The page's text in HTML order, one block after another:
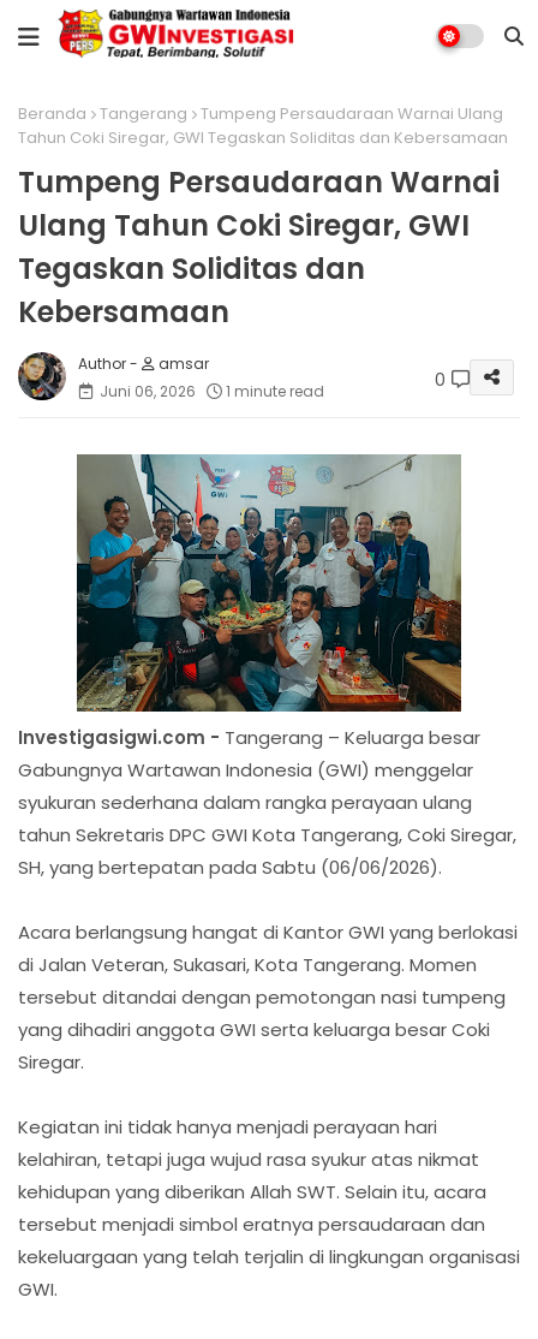
Beranda Tangerang
Tumpeng Persaudaraan Warnai Ulang
Tahun Coki Siregar, GWI Tegaskan Soliditas dan Kebersamaan
Tumpeng Persaudaraan Warnai
Ulang Tahun Coki Siregar, GWI
Tegaskan Soliditas dan
Kebersamaan
amsar
Juni 06, 2026
1 minute read 0
Investigasigwi.com - Tangerang – Keluarga besar
Gabungnya Wartawan Indonesia (GWI) menggelar
syukuran sederhana dalam rangka perayaan ulang
tahun Sekretaris DPC GWI Kota Tangerang, Coki Siregar,
SH, yang bertepatan pada Sabtu (06/06/2026).
Acara berlangsung hangat di Kantor GWI yang berlokasi
di Jalan Veteran, Sukasari, Kota Tangerang. Momen
tersebut ditandai dengan pemotongan nasi tumpeng
yang dihadiri anggota GWI serta keluarga besar Coki
Siregar.
Kegiatan ini tidak hanya menjadi perayaan hari
kelahiran, tetapi juga wujud rasa syukur atas nikmat
kehidupan yang diberikan Allah SWT. Selain itu, acara
tersebut menjadi simbol eratnya persaudaraan dan
kekeluargaan yang telah terjalin di lingkungan organisasi
GWI.